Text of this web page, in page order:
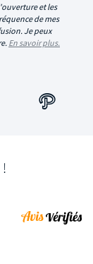
et les
de mes
Je peux
En savoir plus.